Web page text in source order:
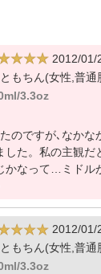
2012/01/
もちん(女性,普通
3.3oz
のですが､なかな
した。私の主観だ
かなって…ミド
2012/01/
もちん(女性,普通
3.3oz